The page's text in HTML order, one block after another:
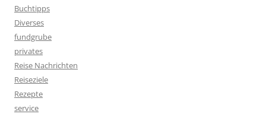
Buchtipps
Diverses
fundgrube
privates
Reise Nachrichten
Reiseziele
Rezepte
service